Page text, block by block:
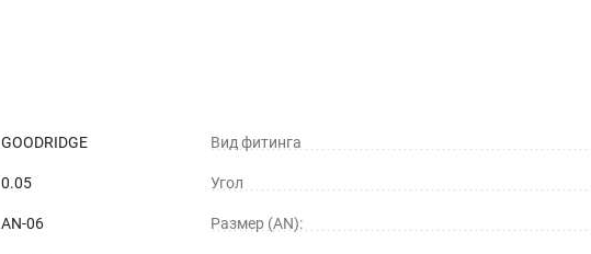
GOODRIDGE
0.05
AN-06
Вид фитинга
Угол
Размер (AN):